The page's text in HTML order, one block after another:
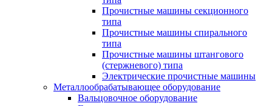
Прочистные машины секционного
типа
Прочистные машины спирального
типа
Прочистные машины штангового
(стержневого) типа
Электрические прочистные машины
Металлообрабатывающее оборудование
Вальцовочное оборудование